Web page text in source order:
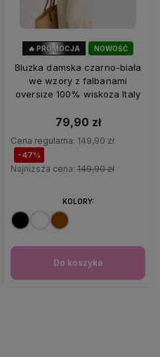
NOWOŚĆ
🔥 PROMOCJA
Bluzka damska czarno-biała
we wzory z falbanami
oversize 100% wiskoza Italy
79,90 zł
Cena regularna: 149,90 zł
-47%
Najniższa cena: 149,90 zł
Do koszyka
KOLORY: